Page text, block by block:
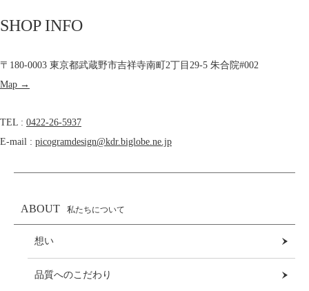
SHOP INFO
〒180-0003 東京都武蔵野市吉祥寺南町2丁目29-5 朱合院#002
Map →
TEL : 0422-26-5937
E-mail : picogramdesign@kdr.biglobe.ne.jp
ABOUT 私たちについて
想い
品質へのこだわり